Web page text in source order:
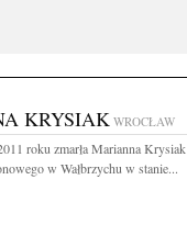
KRYSIAK WROCŁAW
roku zmarła Marianna Krysiak
w Wałbrzychu w stanie...